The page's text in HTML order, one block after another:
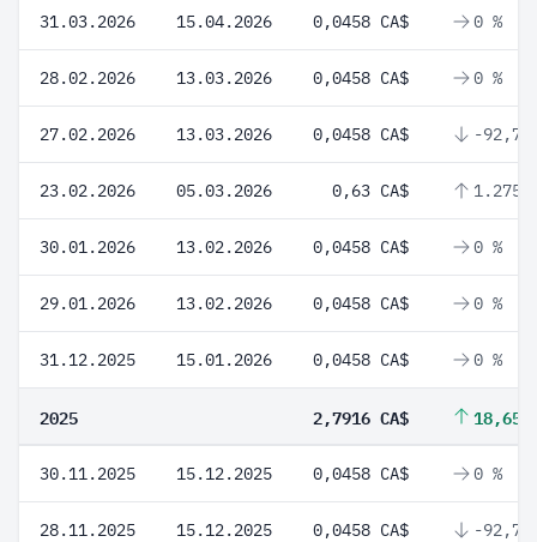
31.03.2026 15.04.2026 0,0458 CA$ 0 %
28.02.2026 13.03.2026 0,0458 CA$ 0 %
27.02.2026 13.03.2026 0,0458 CA$ -92,73
23.02.2026 05.03.2026 0,63 CA$
30.01.2026 13.02.2026 0,0458 CA$ 0 %
29.01.2026 13.02.2026 0,0458 CA$ 0 %
31.12.2025 15.01.2026 0,0458 CA$ 0 %
2025 2,7916 CA$ 18,65
30.11.2025 15.12.2025 0,0458 CA$ 0 %
28.11.2025 15.12.2025 0,0458 CA$ -92,73